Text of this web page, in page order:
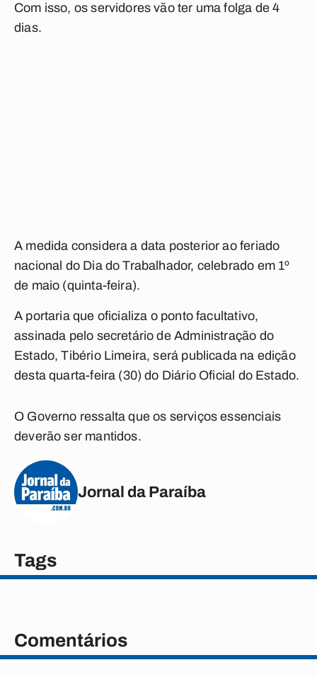
Com isso, os servidores vão ter uma folga de 4
dias.
A medida considera a data posterior ao feriado
nacional do Dia do Trabalhador, celebrado em 1º
de maio (quinta-feira).
A portaria que oficializa o ponto facultativo,
assinada pelo secretário de Administração do
Estado, Tibério Limeira, será publicada na edição
desta quarta-feira (30) do Diário Oficial do Estado.
O Governo ressalta que os serviços essenciais
deverão ser mantidos.
Jornal da Paraíba
Tags
Comentários